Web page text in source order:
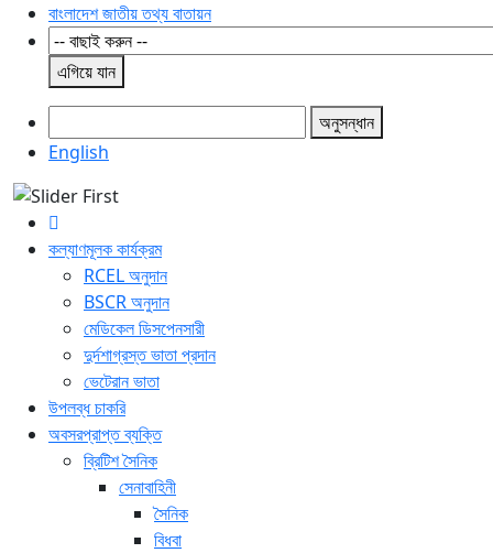
বাংলাদেশ জাতীয় তথ্য বাতায়ন
এগিয়ে যান
অনুসন্ধান
English
কল্যাণমূলক কার্যক্রম
RCEL অনুদান
BSCR অনুদান
মেডিকেল ডিসপেনসারী
দুর্দশাগ্রস্ত ভাতা প্রদান
ভেটেরান ভাতা
উপলব্ধ চাকরি
অবসরপ্রাপ্ত ব্যক্তি
ব্রিটিশ সৈনিক
সেনাবাহিনী
সৈনিক
বিধবা